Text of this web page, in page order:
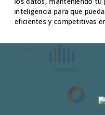
Empresas
Las herramientas que
comercialización y
QUIERO SABER MÁS
inteligencia para que
eficientes y competitivas